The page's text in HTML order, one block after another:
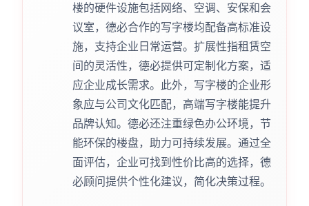
楼的硬件设施包括网络、空调、安保和会
议室，德必合作的写字楼均配备高标准设
施，支持企业日常运营。扩展性指租赁空
间的灵活性，德必提供可定制化方案，适
应企业成长需求。此外，写字楼的企业形
象应与公司文化匹配，高端写字楼能提升
品牌认知。德必还注重绿色办公环境，节
能环保的楼盘，助力可持续发展。通过全
面评估，企业可找到性价比高的选择，德
必顾问提供个性化建议，简化决策过程。